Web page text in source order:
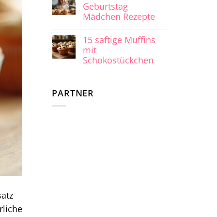
Geburtstag
Mädchen Rezepte
15 saftige Muffins
mit
Schokostückchen
PARTNER